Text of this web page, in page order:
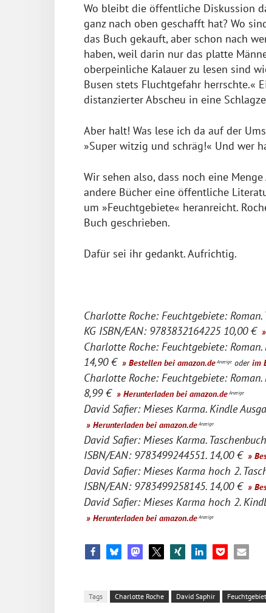
Wo bleibt die öffentliche Diskussion
ganz nach oben geschafft hat? Wo
das Buch gekauft, aber schon nach
haben, weil darin nur das platte
oberpeinliche Kalauer zu lesen sind
Busen stets Fluchtgefahr herrschte.«
distanzierter Abscheu in eine
Aber halt! Was lese ich da auf der
»Super witzig und schräg!« Und wer
Wir sehen also, dass noch eine
andere Bücher eine öffentliche
um »Feuchtgebiete« heranreicht.
Buch geschrieben.
Dafür sei ihr gedankt. Aufrichtig.
Charlotte Roche: Feuchtgebiete:
KG ISBN/EAN: 9783832164225 10,00 €
Charlotte Roche: Feuchtgebiete:
14,90 € » Bestellen bei amazon.de Anzeige oderim
Charlotte Roche: Feuchtgebiete:
8,99 € » Herunterladen bei amazon.de Anzeige
David Safier: Mieses Karma. Kindle
» Herunterladen bei amazon.de Anzeige
David Safier: Mieses Karma.
ISBN/EAN: 9783499244551. 14,00 € »
David Safier: Mieses Karma hoch 2.
ISBN/EAN: 9783499258145. 14,00 € »
David Safier: Mieses Karma hoch 2.
» Herunterladen bei amazon.de Anzeige
Tags Charlotte Roche David Saphir